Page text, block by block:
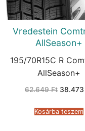
Vredestein
AllSeason+
195/70R15C R
AllSeason+
62.649Ft Original
62.649
38.473
Kosárba teszem